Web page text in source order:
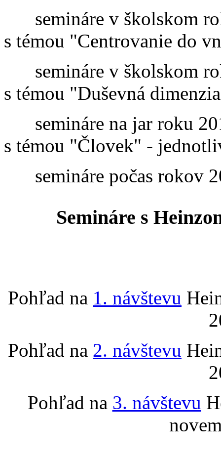
semináre v školskom
s témou "Centrovanie do
semináre v školskom
s témou "Duševná
semináre na jar roku
s témou "Človek" -
semináre počas rokov
Semináre s
Pohľad na 1. návštevu
Pohľad na 2. návštevu
Pohľad na 3. návštevu